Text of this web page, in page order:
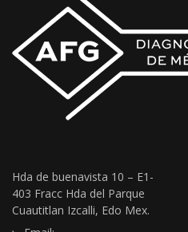
Hda de buenavista 10 – E1-
403 Fracc Hda del Parque
Cuautitlan Izcalli, Edo Mex.